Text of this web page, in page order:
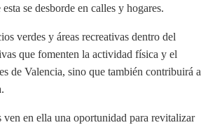
se desborde en calles y hogares.
verdes y áreas recreativas dentro del
que fomenten la actividad física y el
de Valencia, sino que también contribuirá a
en ella una oportunidad para revitalizar